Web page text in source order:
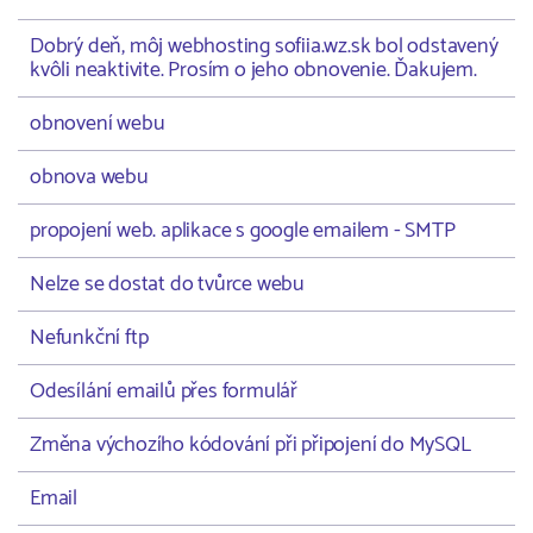
Dobrý deň, môj webhosting sofiia.wz.sk bol odstavený
kvôli neaktivite. Prosím o jeho obnovenie. Ďakujem.
obnovení webu
obnova webu
propojení web. aplikace s google emailem - SMTP
Nelze se dostat do tvůrce webu
Nefunkční ftp
Odesílání emailů přes formulář
Změna výchozího kódování při připojení do MySQL
Email